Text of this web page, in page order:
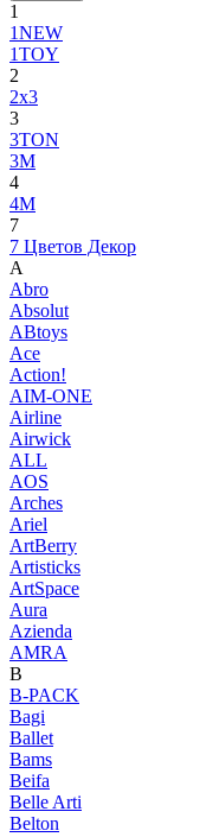
1
1NEW
1TOY
2
2x3
3
3TON
3М
4
4M
7
7 Цветов Декор
A
Abro
Absolut
ABtoys
Ace
Action!
AIM-ONE
Airline
Airwick
ALL
AOS
Arches
Ariel
ArtBerry
Artisticks
ArtSpace
Aura
Azienda
AМRA
B
B-PACK
Bagi
Ballet
Bams
Beifa
Belle Arti
Belton